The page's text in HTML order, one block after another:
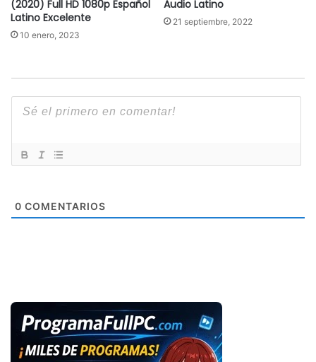
(2020) Full HD 1080p Español
Latino Excelente
10 enero, 2023
Audio Latino
21 septiembre, 2022
0 COMENTARIOS